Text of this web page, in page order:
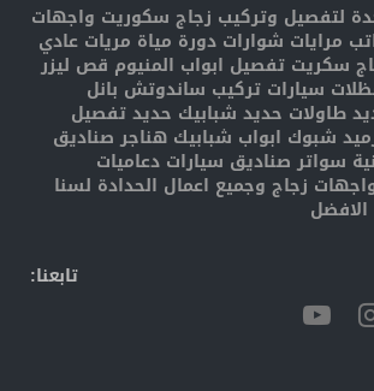
لتفصيل وتركيب زجاج سكوريت واجهات
مرايات شوارات دورة مياة مريات عادي
سكريت تفصيل ابواب المنيوم قص ليزر
سيارات تركيب ساندوتش بانل
طاولات حديد شبابيك حديد تفصيل
شبوك ابواب شبابيك هناجر صناديق
سواتر صناديق سيارات دعاميات
زجاج وجميع اعمال الحدادة لسنا
:تابعنا